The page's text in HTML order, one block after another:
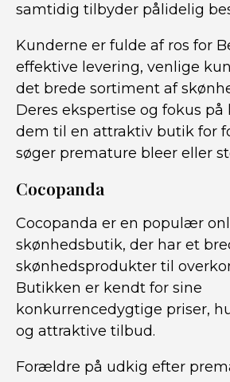
samtidig tilbyder pålidelig
Kunderne er fulde af ros for
effektive levering, venlige
det brede sortiment af
Deres ekspertise og fokus
dem til en attraktiv butik for
søger premature bleer eller
Cocopanda
Cocopanda er en populær
skønhedsbutik, der har et
skønhedsprodukter til
Butikken er kendt for sine
konkurrencedygtige priser,
og attraktive tilbud.
Forældre på udkig efter